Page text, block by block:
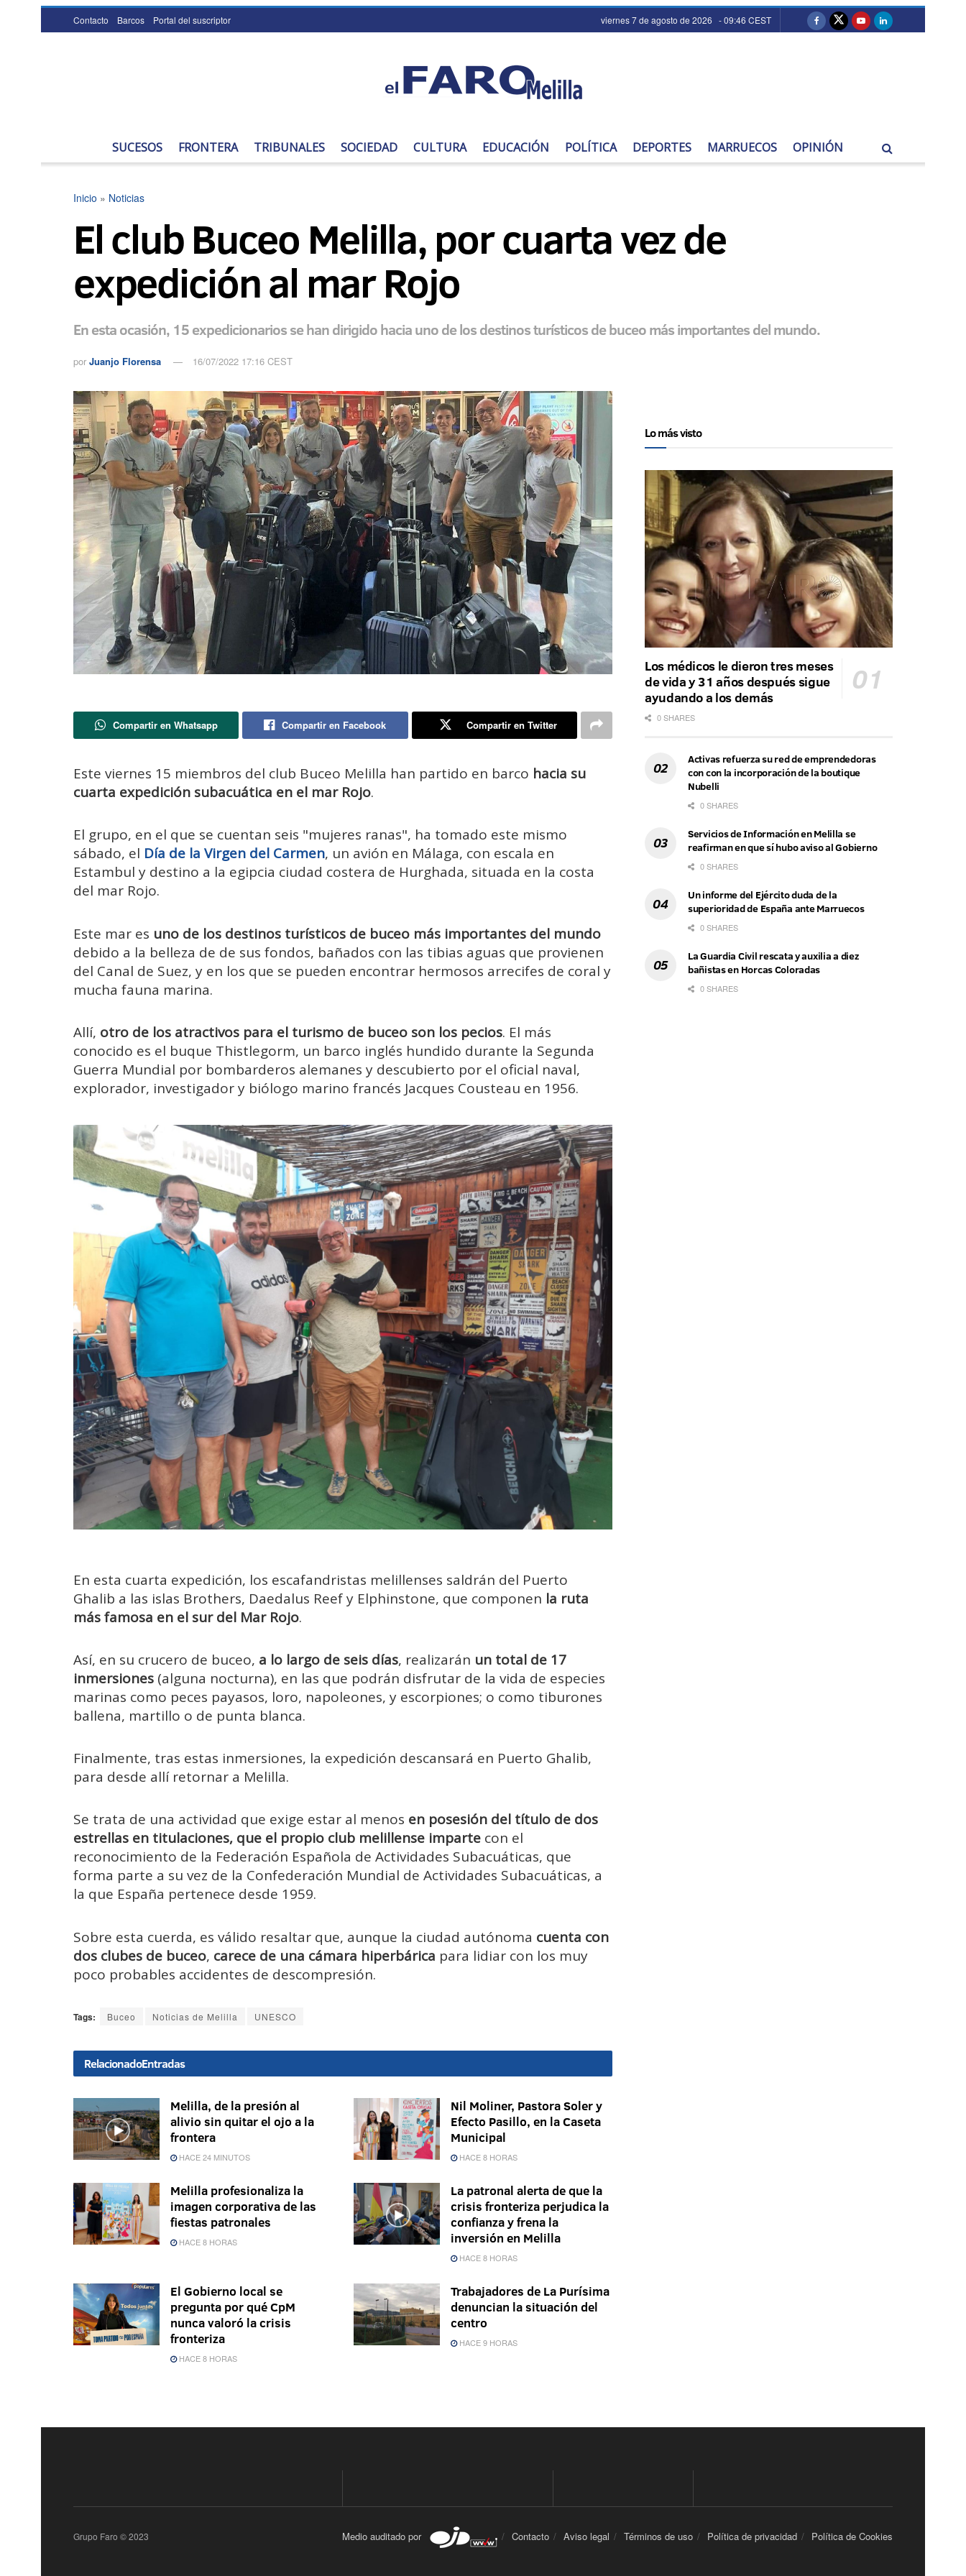
Contacto Barcos Portal del suscriptor viernes 7 de agosto de 2026 - 09:46 CEST
SUCESOS FRONTERA TRIBUNALES SOCIEDAD CULTURA EDUCACIÓN POLÍTICA DEPORTES MARRUECOS OPINIÓN
Inicio » Noticias
El club Buceo Melilla, por cuarta vez de
expedición al mar Rojo
En esta ocasión, 15 expedicionarios se han dirigido hacia uno de los destinos turísticos de buceo más importantes del mundo.
por Juanjo Florensa 16/07/2022 17:16 CEST
Compartir en Whatsapp Compartir en Facebook Compartir en Twitter
Este viernes 15 miembros del club Buceo Melilla han partido en barco hacia su
cuarta expedición subacuática en el mar Rojo.
El grupo, en el que se cuentan seis "mujeres ranas", ha tomado este mismo
sábado, el Día de la Virgen del Carmen, un avión en Málaga, con escala en
Estambul y destino a la egipcia ciudad costera de Hurghada, situada en la costa
del mar Rojo.
Este mar es uno de los destinos turísticos de buceo más importantes del mundo
debido a la belleza de de sus fondos, bañados con las tibias aguas que provienen
del Canal de Suez, y en los que se pueden encontrar hermosos arrecifes de coral y
mucha fauna marina.
Allí, otro de los atractivos para el turismo de buceo son los pecios. El más
conocido es el buque Thistlegorm, un barco inglés hundido durante la Segunda
Guerra Mundial por bombarderos alemanes y descubierto por el oficial naval,
explorador, investigador y biólogo marino francés Jacques Cousteau en 1956.
En esta cuarta expedición, los escafandristas melillenses saldrán del Puerto
Ghalib a las islas Brothers, Daedalus Reef y Elphinstone, que componen la ruta
más famosa en el sur del Mar Rojo.
Así, en su crucero de buceo, a lo largo de seis días, realizarán un total de 17
inmersiones (alguna nocturna), en las que podrán disfrutar de la vida de especies
marinas como peces payasos, loro, napoleones, y escorpiones; o como tiburones
ballena, martillo o de punta blanca.
Finalmente, tras estas inmersiones, la expedición descansará en Puerto Ghalib,
para desde allí retornar a Melilla.
Se trata de una actividad que exige estar al menos en posesión del título de dos
estrellas en titulaciones, que el propio club melillense imparte con el
reconocimiento de la Federación Española de Actividades Subacuáticas, que
forma parte a su vez de la Confederación Mundial de Actividades Subacuáticas, a
la que España pertenece desde 1959.
Sobre esta cuerda, es válido resaltar que, aunque la ciudad autónoma cuenta con
dos clubes de buceo, carece de una cámara hiperbárica para lidiar con los muy
poco probables accidentes de descompresión.
Tags: Buceo Noticias de Melilla UNESCO
RelacionadoEntradas
Melilla, de la presión al
alivio sin quitar el ojo a la
frontera
HACE 24 MINUTOS
Nil Moliner, Pastora Soler y
Efecto Pasillo, en la Caseta
Municipal
HACE 8 HORAS
Melilla profesionaliza la
imagen corporativa de las
fiestas patronales
HACE 8 HORAS
La patronal alerta de que la
crisis fronteriza perjudica la
confianza y frena la
inversión en Melilla
HACE 8 HORAS
El Gobierno local se
pregunta por qué CpM
nunca valoró la crisis
fronteriza
HACE 8 HORAS
Trabajadores de La Purísima
denuncian la situación del
centro
HACE 9 HORAS
Lo más visto
Los médicos le dieron tres meses
de vida y 31 años después sigue
ayudando a los demás
0 SHARES
Activas refuerza su red de emprendedoras
con con la incorporación de la boutique
Nubelli
0 SHARES
Servicios de Información en Melilla se
reafirman en que sí hubo aviso al Gobierno
0 SHARES
Un informe del Ejército duda de la
superioridad de España ante Marruecos
0 SHARES
La Guardia Civil rescata y auxilia a diez
bañistas en Horcas Coloradas
0 SHARES
Medio auditado por Contacto Aviso legal Términos de uso Política de privacidad Política de Cookies
Grupo Faro © 2023